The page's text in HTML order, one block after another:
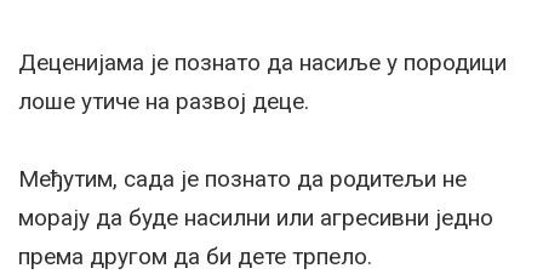
Деценијама је познато да насиље у породици
лоше утиче на развој деце.
Међутим, сада је познато да родитељи не
морају да буде насилни или агресивни једно
према другом да би дете трпело.